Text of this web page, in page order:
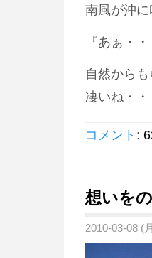
南風が沖に
『あぁ・
自然から
凄いね・・
コメント :
想いを
2010-03-08 (